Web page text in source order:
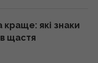
краще: які знаки
щастя